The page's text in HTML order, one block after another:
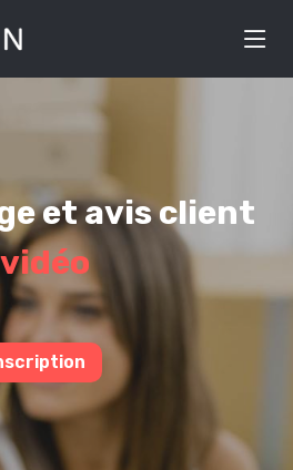
et avis client
vidéo